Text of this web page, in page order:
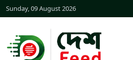
Sunday, 09 August 2026